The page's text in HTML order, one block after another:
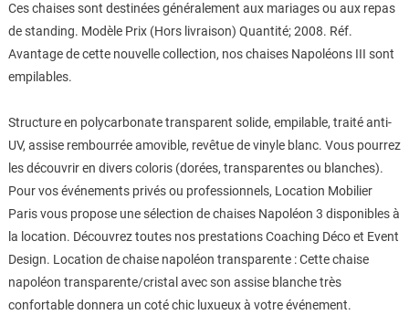
Ces chaises sont destinées généralement aux mariages ou aux repas
de standing. Modèle Prix (Hors livraison) Quantité; 2008. Réf.
Avantage de cette nouvelle collection, nos chaises Napoléons III sont
empilables.
Structure en polycarbonate transparent solide, empilable, traité anti-
UV, assise rembourrée amovible, revêtue de vinyle blanc. Vous pourrez
les découvrir en divers coloris (dorées, transparentes ou blanches).
Pour vos événements privés ou professionnels, Location Mobilier
Paris vous propose une sélection de chaises Napoléon 3 disponibles à
la location. Découvrez toutes nos prestations Coaching Déco et Event
Design. Location de chaise napoléon transparente : Cette chaise
napoléon transparente/cristal avec son assise blanche très
confortable donnera un coté chic luxueux à votre événement.